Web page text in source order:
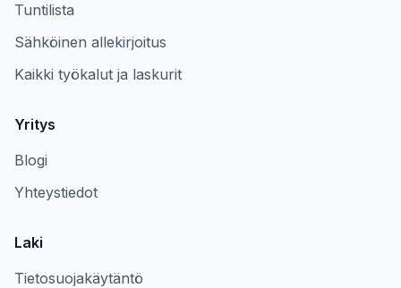
Tuntilista
Sähköinen allekirjoitus
Kaikki työkalut ja laskurit
Yritys
Blogi
Yhteystiedot
Laki
Tietosuojakäytäntö